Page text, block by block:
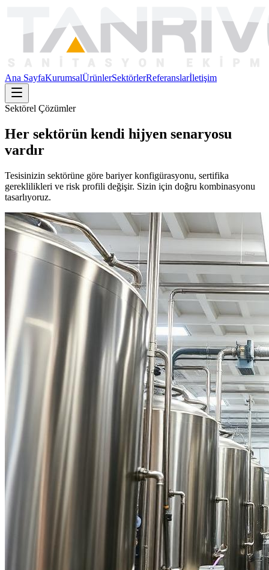
Ana SayfaKurumsalÜrünlerSektörlerReferanslarİletişim
Sektörel Çözümler
Her sektörün kendi hijyen senaryosu
vardır
Tesisinizin sektörüne göre bariyer konfigürasyonu, sertifika
gereklilikleri ve risk profili değişir. Sizin için doğru kombinasyonu
tasarlıyoruz.